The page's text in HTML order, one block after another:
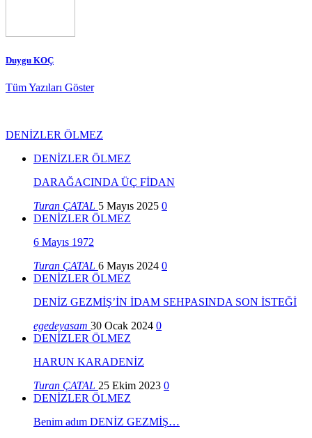
Duygu KOÇ
Tüm Yazıları Göster
DENİZLER ÖLMEZ
DENİZLER ÖLMEZ
DARAĞACINDA ÜÇ FİDAN
Turan ÇATAL 5 Mayıs 2025 0
DENİZLER ÖLMEZ
6 Mayıs 1972
Turan ÇATAL 6 Mayıs 2024 0
DENİZLER ÖLMEZ
DENİZ GEZMİŞ’İN İDAM SEHPASINDA SON İSTEĞİ
egedeyasam 30 Ocak 2024 0
DENİZLER ÖLMEZ
HARUN KARADENİZ
Turan ÇATAL 25 Ekim 2023 0
DENİZLER ÖLMEZ
Benim adım DENİZ GEZMİŞ…